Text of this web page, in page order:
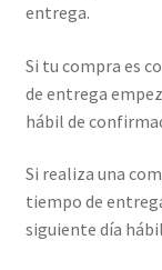
entrega.
Si tu compra es
de entrega
hábil de
Si realiza una
tiempo de
siguiente día